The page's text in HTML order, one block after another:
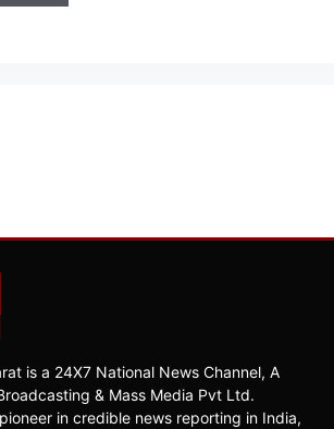
is a 24X7 National News Channel, A
& Mass Media Pvt Ltd.
in credible news reporting in India,